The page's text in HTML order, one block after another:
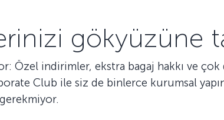
gökyüzüne
Özel indirimler, ekstra bagaj hakkı ve çok
Club ile siz de binlerce kurumsal